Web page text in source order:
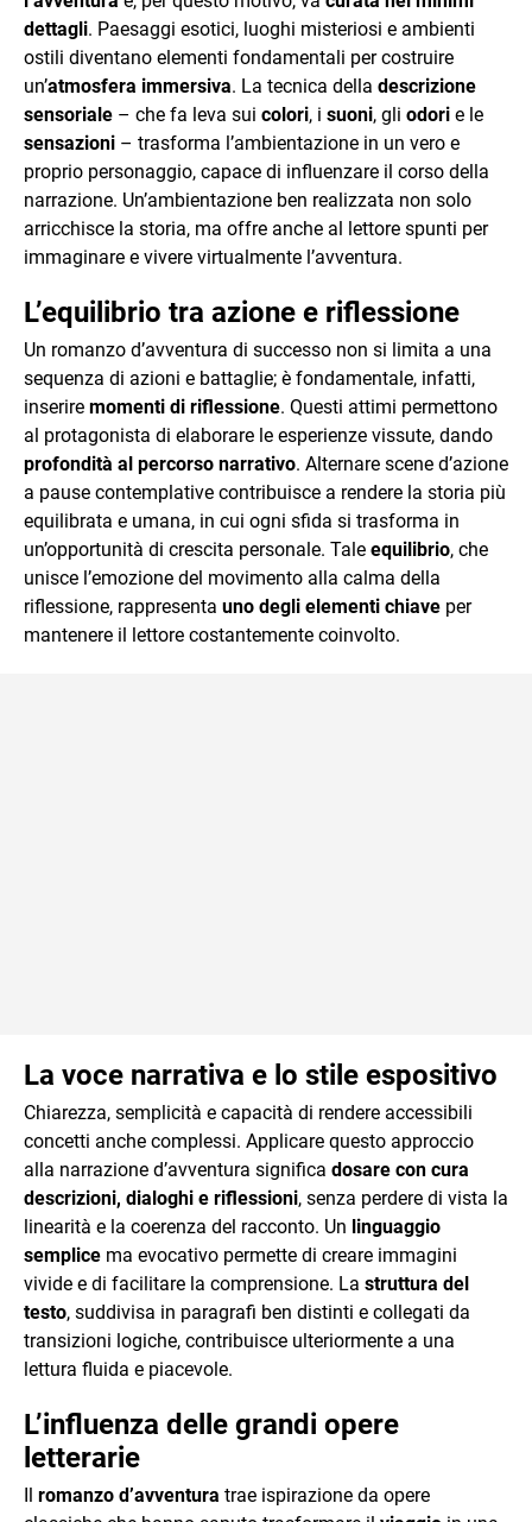
dettagli. Paesaggi esotici, luoghi misteriosi e ambienti
ostili diventano elementi fondamentali per costruire
un’atmosfera immersiva. La tecnica della descrizione
sensoriale – che fa leva sui colori, i suoni, gli odori e le
sensazioni – trasforma l’ambientazione in un vero e
proprio personaggio, capace di influenzare il corso della
narrazione. Un’ambientazione ben realizzata non solo
arricchisce la storia, ma offre anche al lettore spunti per
immaginare e vivere virtualmente l’avventura.
L’equilibrio tra azione e riflessione
Un romanzo d’avventura di successo non si limita a una
sequenza di azioni e battaglie; è fondamentale, infatti,
inserire momenti di riflessione. Questi attimi permettono
al protagonista di elaborare le esperienze vissute, dando
profondità al percorso narrativo. Alternare scene d’azione
a pause contemplative contribuisce a rendere la storia più
equilibrata e umana, in cui ogni sfida si trasforma in
un’opportunità di crescita personale. Tale equilibrio, che
unisce l’emozione del movimento alla calma della
riflessione, rappresenta uno degli elementi chiave per
mantenere il lettore costantemente coinvolto.
La voce narrativa e lo stile espositivo
Chiarezza, semplicità e capacità di rendere accessibili
concetti anche complessi. Applicare questo approccio
alla narrazione d’avventura significa dosare con cura
descrizioni, dialoghi e riflessioni, senza perdere di vista la
linearità e la coerenza del racconto. Un linguaggio
semplice ma evocativo permette di creare immagini
vivide e di facilitare la comprensione. La struttura del
testo, suddivisa in paragrafi ben distinti e collegati da
transizioni logiche, contribuisce ulteriormente a una
lettura fluida e piacevole.
L’influenza delle grandi opere
letterarie
Il romanzo d’avventura trae ispirazione da opere